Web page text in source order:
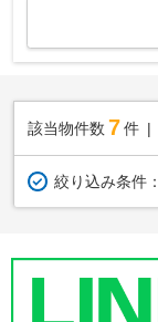
該当物件数 7件
絞り込み条件：